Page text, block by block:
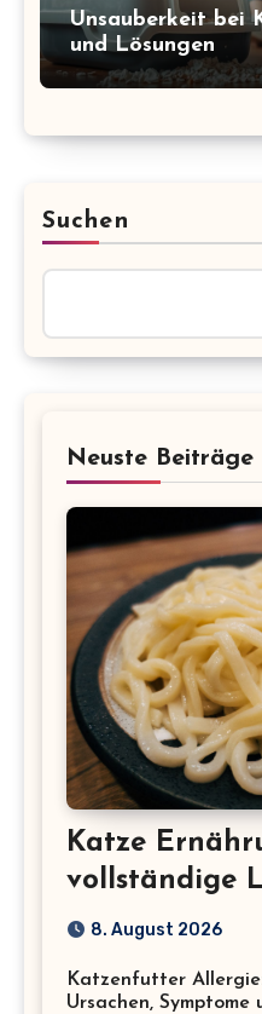
Unsauberkeit bei
und Lösungen
Suchen
Neuste Beiträge
Katze
vollständige
eine gesunde
8. August 2026
Katzenfutter
Ursachen, Symptome